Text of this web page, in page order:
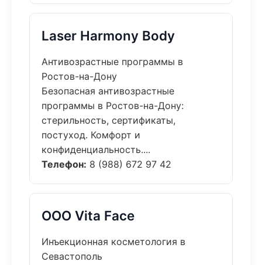
Laser Harmony Body
Антивозрастные программы в
Ростов-на-Дону
Безопасная антивозрастные
программы в Ростов-на-Дону:
стерильность, сертификаты,
постуход. Комфорт и
конфиденциальность....
Телефон: 8 (988) 672 97 42
ООО Vita Face
Инъекционная косметология в
Севастополь